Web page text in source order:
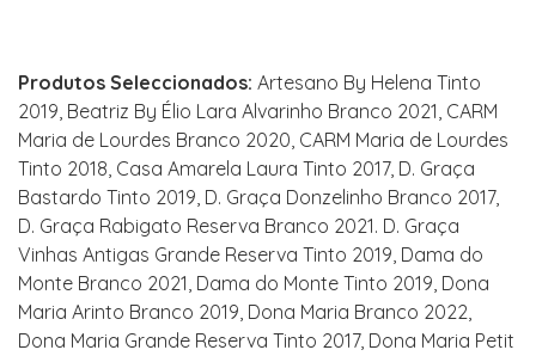
Produtos Seleccionados: Artesano By Helena Tinto
2019, Beatriz By Élio Lara Alvarinho Branco 2021, CARM
Maria de Lourdes Branco 2020, CARM Maria de Lourdes
Tinto 2018, Casa Amarela Laura Tinto 2017, D. Graça
Bastardo Tinto 2019, D. Graça Donzelinho Branco 2017,
D. Graça Rabigato Reserva Branco 2021. D. Graça
Vinhas Antigas Grande Reserva Tinto 2019, Dama do
Monte Branco 2021, Dama do Monte Tinto 2019, Dona
Maria Arinto Branco 2019, Dona Maria Branco 2022,
Dona Maria Grande Reserva Tinto 2017, Dona Maria Petit